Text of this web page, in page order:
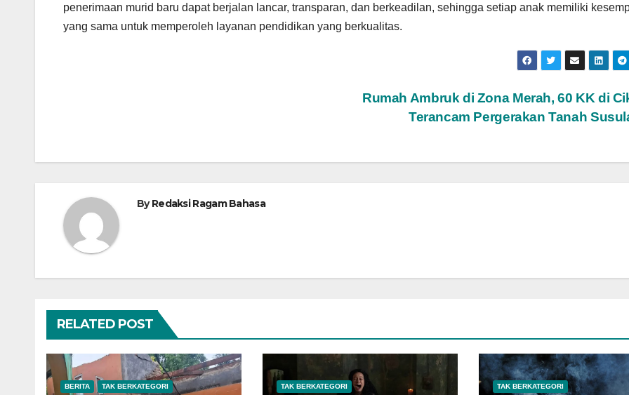
penerimaan murid baru dapat berjalan lancar, transparan, dan berkeadilan, sehingga setiap anak memiliki
yang sama untuk memperoleh layanan pendidikan yang berkualitas.
Rumah Ambruk di Zona Merah, 60 KK di
Terancam Pergerakan Tanah
ByRedaksi Ragam Bahasa
RELATED POST
BERITA TAK BERKATEGORI TAK BERKATEGORI TAK BERKATEGORI